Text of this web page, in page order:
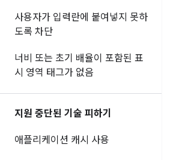
사용자가 입력란에 붙여넣지 못하
도록 차단
너비 또는 초기 배율이 포함된 표
시 영역 태그가 없음
지원 중단된 기술 피하기
애플리케이션 캐시 사용